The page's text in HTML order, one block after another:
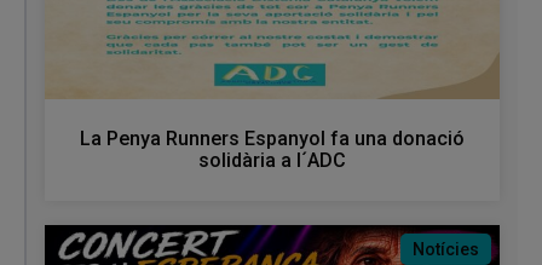
La Penya Runners Espanyol fa una donació
solidària a l´ADC
Notícies